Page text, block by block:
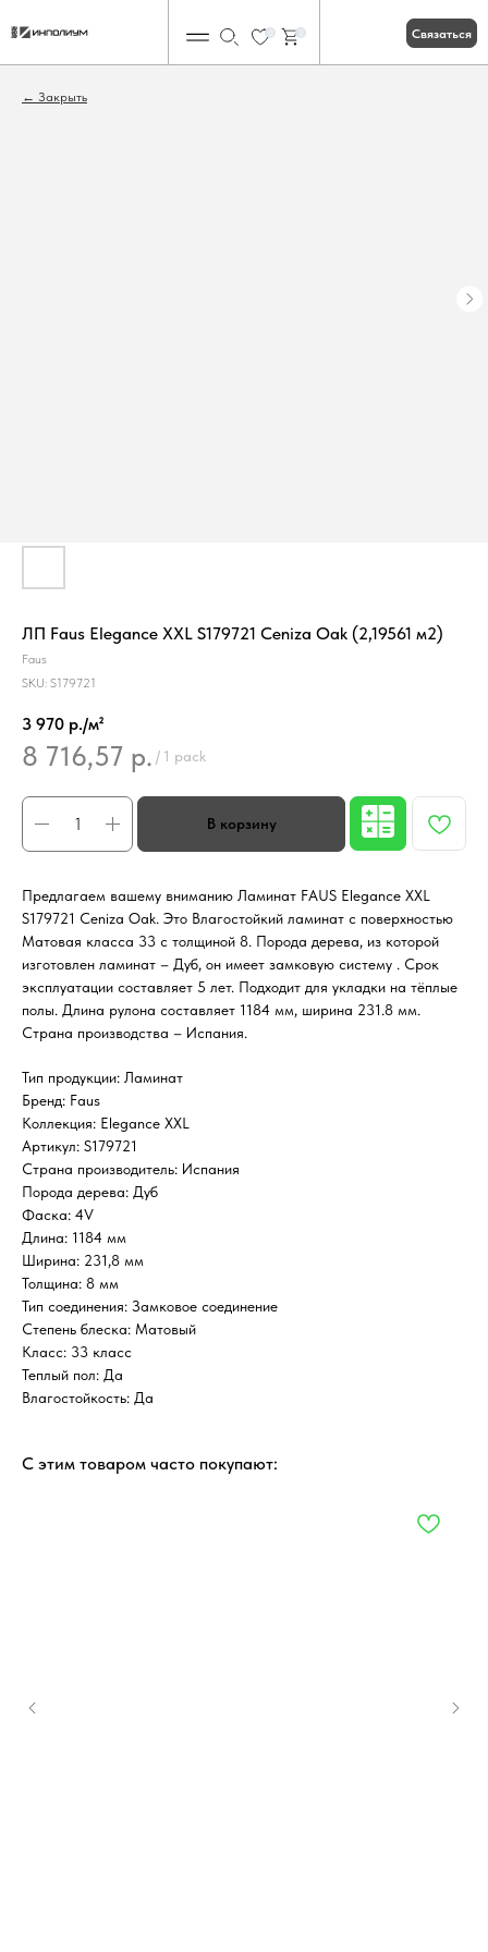
Связаться
Закрыть
ЛП Faus Elegance XXL S179721 Ceniza Oak (2,19561 м2)
Faus
SKU: S179721
3 970 р./м²
8 716,57 р. / 1 pack
Предлагаем вашему вниманию Ламинат FAUS Elegance XXL
S179721 Ceniza Oak. Это Влагостойкий ламинат с поверхностью
Матовая класса 33 с толщиной 8. Порода дерева, из которой
изготовлен ламинат – Дуб, он имеет замковую систему . Срок
эксплуатации составляет 5 лет. Подходит для укладки на тёплые
полы. Длина рулона составляет 1184 мм, ширина 231.8 мм.
Страна производства – Испания.
Тип продукции: Ламинат
Бренд: Faus
Коллекция: Elegance XXL
Артикул: S179721
Страна производитель: Испания
Порода дерева: Дуб
Фаска: 4V
Длина: 1184 мм
Ширина: 231,8 мм
Толщина: 8 мм
Тип соединения: Замковое соединение
Степень блеска: Матовый
Класс: 33 класс
Теплый пол: Да
Влагостойкость: Да
С этим товаром часто покупают: